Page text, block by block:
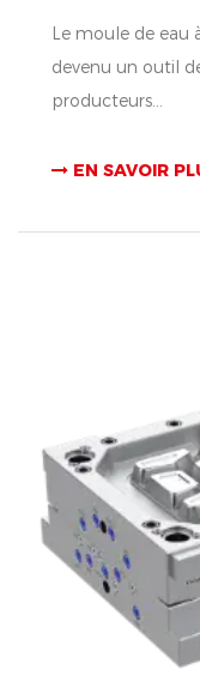
Le moule de eau
devenu un outil
producteurs...
EN SAVOIR